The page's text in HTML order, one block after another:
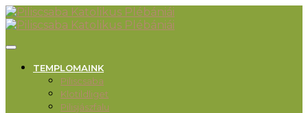
TEMPLOMAINK
Piliscsaba
Klotildliget
Pilisjászfalu